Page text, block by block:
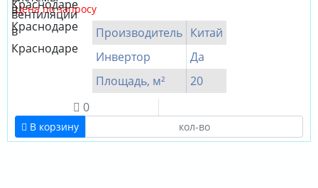
Цена по запросу
Производитель Китай
Инвертор
Да
Площадь, м²
20
0
В корзину